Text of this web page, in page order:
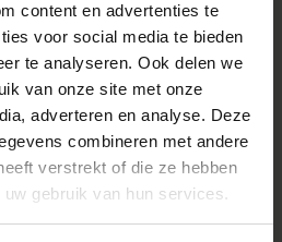
content en advertenties te
voor social media te bieden
te analyseren. Ook delen we
van onze site met onze
adverteren en analyse. Deze
combineren met andere
verstrekt of die ze hebben
gebruik van hun services.
zijn naar nachtmode van hoge
met oog voor detail en biedt
voor een goede nachtrust.
voor Schiesser?
zich door zijn hoogwaardige
Gemaakt van 100% katoen,
en zacht gevoel op de huid. De
kleur geeft een klassieke